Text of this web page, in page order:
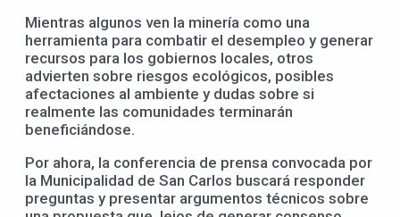
Mientras algunos ven la minería como una
herramienta para combatir el desempleo y generar
recursos para los gobiernos locales, otros
advierten sobre riesgos ecológicos, posibles
afectaciones al ambiente y dudas sobre si
realmente las comunidades terminarán
beneficiándose.
Por ahora, la conferencia de prensa convocada por
la Municipalidad de San Carlos buscará responder
preguntas y presentar argumentos técnicos sobre